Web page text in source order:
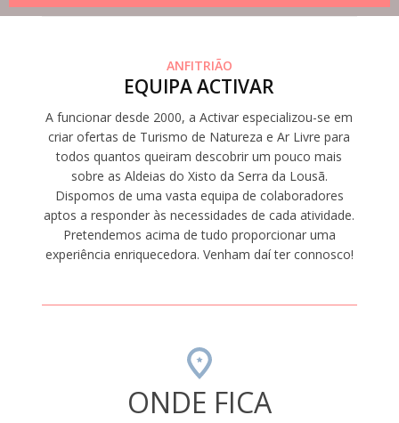
ANFITRIÃO
EQUIPA ACTIVAR
A funcionar desde 2000, a Activar especializou-se em
criar ofertas de Turismo de Natureza e Ar Livre para
todos quantos queiram descobrir um pouco mais
sobre as Aldeias do Xisto da Serra da Lousã.
Dispomos de uma vasta equipa de colaboradores
aptos a responder às necessidades de cada atividade.
Pretendemos acima de tudo proporcionar uma
experiência enriquecedora. Venham daí ter connosco!
ONDE FICA